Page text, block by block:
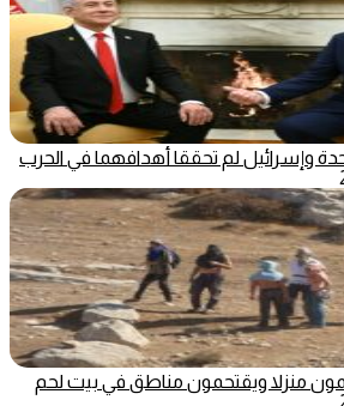
وإسرائيل لم تحققا أهدافهما في الحرب
منزلا ويقتحمون مناطق في بيت لحم